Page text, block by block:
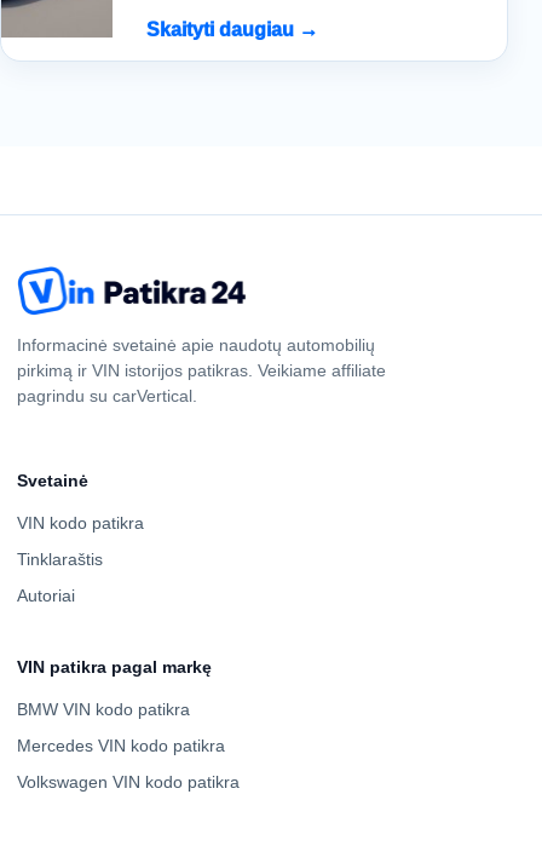
Skaityti daugiau →
Informacinė svetainė apie naudotų automobilių
pirkimą ir VIN istorijos patikras. Veikiame affiliate
pagrindu su carVertical.
Svetainė
VIN kodo patikra
Tinklaraštis
Autoriai
VIN patikra pagal markę
BMW VIN kodo patikra
Mercedes VIN kodo patikra
Volkswagen VIN kodo patikra